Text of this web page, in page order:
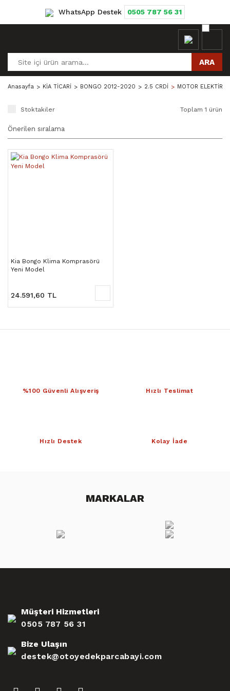
WhatsApp Destek 0505 787 56 31
ARA
Anasayfa KİA TİCARİ BONGO 2012-2020 2.5 CRDİ MOTOR
Stoktakiler Toplam 1 ürün
Kia Bongo Klima Komprasörü
Yeni Model
24.591,60 TL
%100 Güvenli Alışveriş Hızlı Teslimat
Hızlı Destek Kolay İade
MARKALAR
Müşteri Hizmetleri
0505 787 56 31
Bize Ulaşın
destek@otoyedekparcabayi.com